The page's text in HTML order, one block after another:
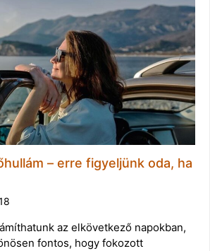
– erre figyeljünk oda, ha
az elkövetkező napokban,
fontos, hogy fokozott